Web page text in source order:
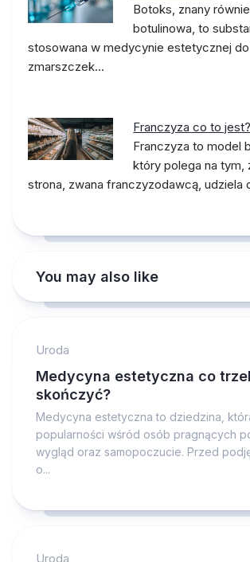
Botoks, znany
botulinowa, to
stosowana w medycynie estetycznej
zmarszczek…
Franczyza co to jest?
Franczyza to model
który polega na tym,
strona, zwana franczyzodawcą, udziela
You may also like
Uroda
Medycyna estetyczna co
skończyć?
Medycyna estetyczna to dziedzina,
popularności wśród osób pragnących
wygląd oraz samopoczucie. Przed
o...
Uroda